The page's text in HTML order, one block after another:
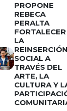
PROPONE
REBECA
PERALTA
FORTALECER
LA
SOCIAL A
TRAVÉS DEL
ARTE, LA
CULTURA Y